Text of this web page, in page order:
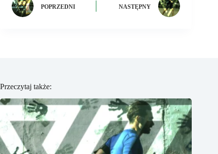
POPRZEDNI NASTĘPNY
Przeczytaj także: